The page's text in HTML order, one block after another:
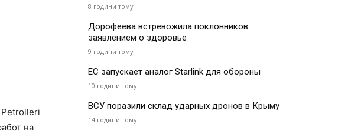
Petrolleri
на
8 години тому
Дорофеева встревожила поклонников
заявлением о здоровье
9 години тому
ЕС запускает аналог Starlink для обороны
10 години тому
ВСУ поразили склад ударных дронов в Крыму
14 години тому